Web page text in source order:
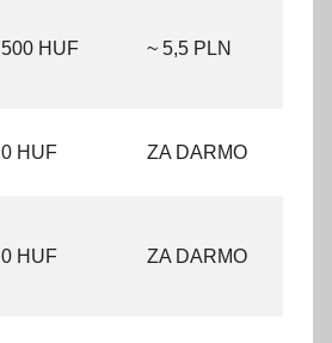
500 HUF ~ 5,5 PLN
0 HUF ZA DARMO
0 HUF ZA DARMO